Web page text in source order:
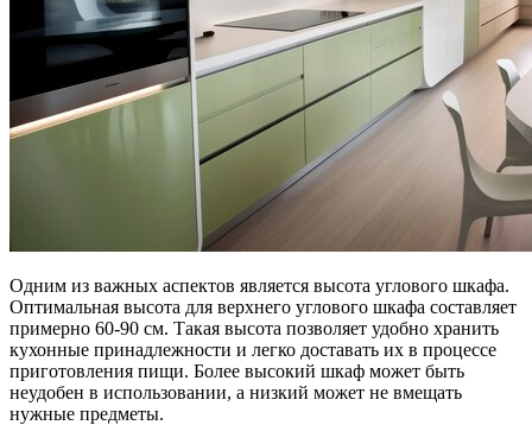
Одним из важных аспектов является высота углового шкафа.
Оптимальная высота для верхнего углового шкафа составляет
примерно 60-90 см. Такая высота позволяет удобно хранить
кухонные принадлежности и легко доставать их в процессе
приготовления пищи. Более высокий шкаф может быть
неудобен в использовании, а низкий может не вмещать
нужные предметы.